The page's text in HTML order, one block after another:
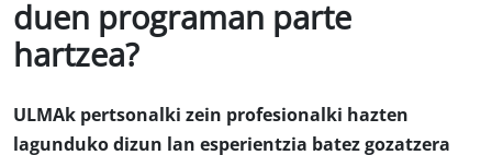
duen programan parte
hartzea?
ULMAk pertsonalki zein profesionalki hazten
lagunduko dizun lan esperientzia batez gozatzera